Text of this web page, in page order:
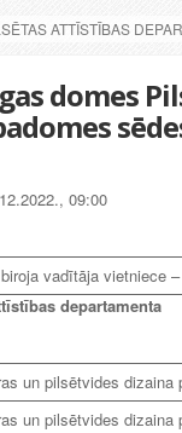
ATTĪSTĪBAS
domes
09:00
vadītāja vietniece
departamenta
un pilsētvides
un pilsētvides